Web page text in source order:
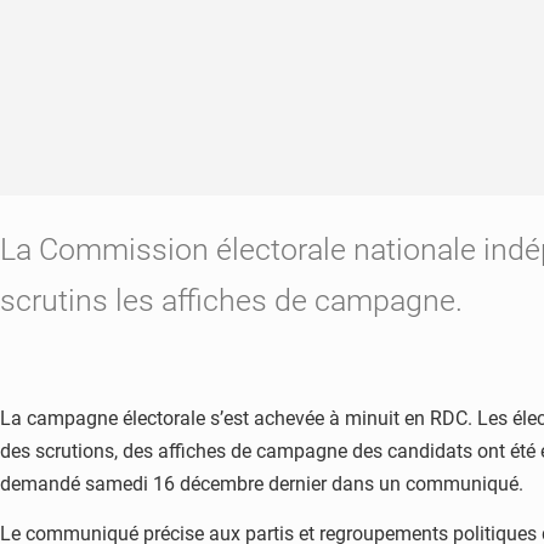
La Commission électorale nationale
scrutins les affiches de campagne.
La campagne électorale s’est achevée à minuit en RDC. Les
des scrutions, des affiches de campagne des candidats ont
demandé samedi 16 décembre dernier dans un communiqué.
Le communiqué précise aux partis et regroupements